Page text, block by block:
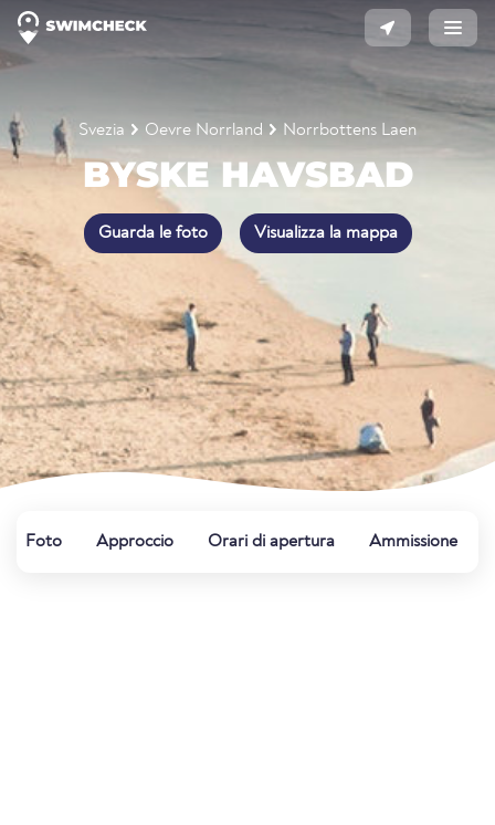
Svezia Oevre Norrland Norrbottens Laen
BYSKE HAVSBAD
Guarda le foto Visualizza la mappa
Foto Approccio Orari di apertura Ammissione